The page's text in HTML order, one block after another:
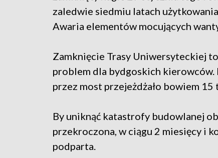
zaledwie siedmiu latach
Awaria elementów mocujących
Zamknięcie Trasy Uniwersyteckiej
problem dla bydgoskich kierowców.
przez most przejeżdżało bowiem 15
By uniknąć katastrofy budowlanej
przekroczona, w ciągu 2 miesięcy i
podparta.